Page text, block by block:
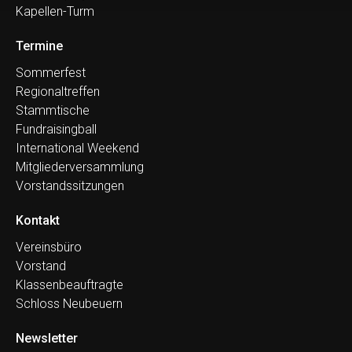
Kapellen-Turm
Termine
Sommerfest
Regionaltreffen
Stammtische
Fundraisingball
International Weekend
Mitgliederversammlung
Vorstandssitzungen
Kontakt
Vereinsbüro
Vorstand
Klassenbeauftragte
Schloss Neubeuern
Newsletter